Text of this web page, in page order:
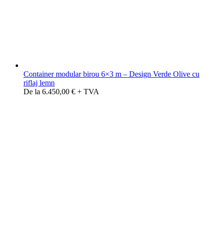
Container modular birou 6×3 m – Design Verde Olive cu
riflaj lemn
De la 6.450,00 € + TVA